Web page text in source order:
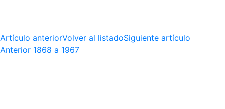
Artículo anteriorVolver al listadoSiguiente artículo
Anterior 1868 a 1967